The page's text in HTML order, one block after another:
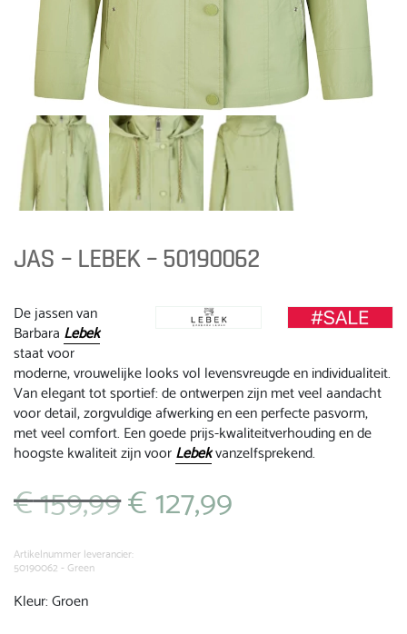
JAS – LEBEK – 50190062
De jassen van
Barbara Lebek
staat voor
moderne, vrouwelijke looks vol levensvreugde en individualiteit.
Van elegant tot sportief: de ontwerpen zijn met veel aandacht
voor detail, zorgvuldige afwerking en een perfecte pasvorm,
met veel comfort. Een goede prijs-kwaliteitverhouding en de
hoogste kwaliteit zijn voorLebekvanzelfsprekend.
€159,99 Oorspronkelijke
prijs
€ 159,99.
€127,99
Artikelnummer leverancier:
50190062 - Green
Kleur: Groen